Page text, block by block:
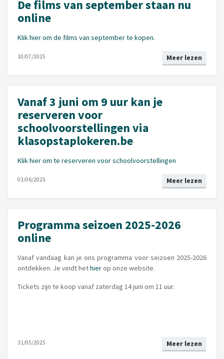
De films van september staan nu
online
Klik hier om de films van september te kopen.
Meer lezen
10/07/2025
Vanaf 3 juni om 9 uur kan je
reserveren voor
schoolvoorstellingen via
klasopstaplokeren.be
Klik hier om te reserveren voor schoolvoorstellingen
Meer lezen
03/06/2025
Programma seizoen 2025-2026
online
Vanaf vandaag kan je ons programma voor seizoen 2025-2026
ontdekken. Je vindt hethierop onze website.
Tickets zijn te koop vanaf zaterdag 14 juni om 11 uur.
Meer lezen
31/05/2025